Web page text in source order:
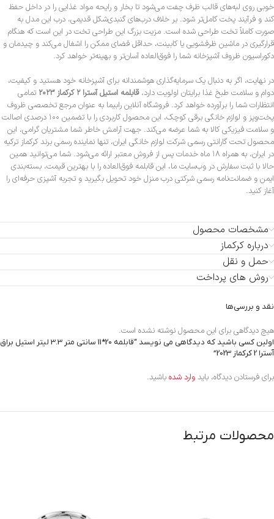
خوبی روی لبه‌های قالب ظرف چفت می‌شود تا بخار و رایحه مواد غذایی را در داخل حفظ
کند و فرآیند پخت کامل‌تر شود. بر خلاف درب‌های گنبدی‌شکل قدیمی، درب این مدل به
صورت کاملاً تخت طراحی شده است. مزیت بزرگ این طراحی تخت در این است که هنگام
قرارگیری در ماشین ظرفشویی یا کابینت، حداقل فضای ممکن را اشغال می‌کند و چیدمان و
دکوراسیون ظروف آشپزخانه شما را فوق‌العاده آسان‌تر و بهینه‌تر خواهد کرد.
در نهایت، اگر به دنبال یک سرمایه‌گذاری هوشمندانه برای آشپزخانه خود هستید و کیفیت،
دوام و سلامت طبخ غذا برایتان اولویت دارد،قابلمه استیل آسترا ۲ کرکماز ۲۰۲۳
تمامی
انتظارات شما را برآورده خواهد کرد. فروشگاه آنلاین رابیما به عنوان مرجع تخصصی ظروف
پخت‌وپز و لوازم خانگی برقی کوچک، این محصول کاربردی را با تضمین ۱۰۰ درصدی اصالت
و سلامت فیزیکی کالا به شما عرضه می‌کند. جهت آرامش خاطر شما مشتریان گرامی، این
محصول تحت گارانتی رسمی شرکت لوازم خانگی ایران، تنها نماینده رسمی برند کرکماز ترکیه
در ایران، به همراه ۱۸ ماه خدمات پس از فروش معتبر ارائه می‌شود. شما می‌توانید همین
حالا با ثبت سفارش در وب‌سایت ما، این قابلمه فوق‌العاده را با بهترین قیمت، بسته‌بندی
ایمن و ضمانت‌نامه رسمی شرکتی درب منزل خود تحویل بگیرید و تجربه آشپزی حرفه‌ای را
آغاز کنید.
مشخصات محصول
درباره کرکماز
حمل و نقل
روش های پرداخت
نقد و بررسی‌ها
هیچ دیدگاهی برای این محصول نوشته نشده است.
اولین کسی باشید که دیدگاهی می نویسد “قابلمه 20*11 سانتی متر 3.3 لیتر استیل براق
آسترا 2 کرکماز 2023”
برای فرستادن دیدگاه، باید وارد شده باشید.
محصولات مرتبط